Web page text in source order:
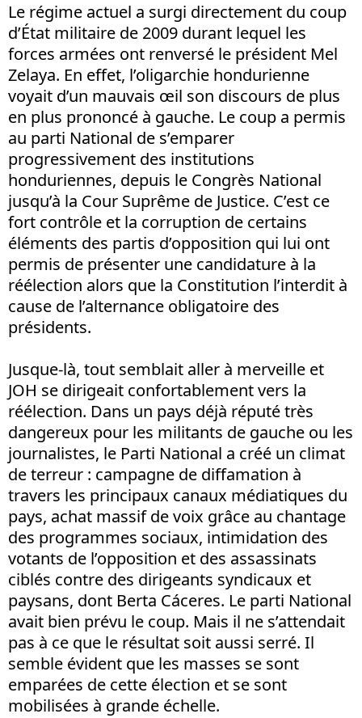
Le régime actuel a surgi directement du coup
d’État militaire de 2009 durant lequel les
forces armées ont renversé le président Mel
Zelaya. En effet, l’oligarchie hondurienne
voyait d’un mauvais œil son discours de plus
en plus prononcé à gauche. Le coup a permis
au parti National de s’emparer
progressivement des institutions
honduriennes, depuis le Congrès National
jusqu’à la Cour Suprême de Justice. C’est ce
fort contrôle et la corruption de certains
éléments des partis d’opposition qui lui ont
permis de présenter une candidature à la
réélection alors que la Constitution l’interdit à
cause de l’alternance obligatoire des
présidents.
Jusque-là, tout semblait aller à merveille et
JOH se dirigeait confortablement vers la
réélection. Dans un pays déjà réputé très
dangereux pour les militants de gauche ou les
journalistes, le Parti National a créé un climat
de terreur : campagne de diffamation à
travers les principaux canaux médiatiques du
pays, achat massif de voix grâce au chantage
des programmes sociaux, intimidation des
votants de l’opposition et des assassinats
ciblés contre des dirigeants syndicaux et
paysans, dont Berta Cáceres. Le parti National
avait bien prévu le coup. Mais il ne s’attendait
pas à ce que le résultat soit aussi serré. Il
semble évident que les masses se sont
emparées de cette élection et se sont
mobilisées à grande échelle.